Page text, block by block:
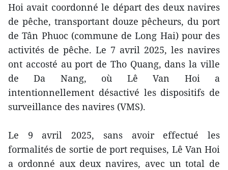
Hoi avait coordonné le départ des deux navires
de pêche, transportant douze pêcheurs, du port
de Tân Phuoc (commune de Long Hai) pour des
activités de pêche. Le 7 avril 2025, les navires
ont accosté au port de Tho Quang, dans la ville
de Da Nang, où Lê Van Hoi a
intentionnellement désactivé les dispositifs de
surveillance des navires (VMS).
Le 9 avril 2025, sans avoir effectué les
formalités de sortie de port requises, Lê Van Hoi
a ordonné aux deux navires, avec un total de